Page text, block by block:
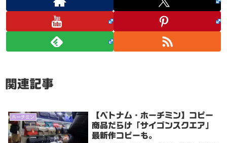
関連記事
ホーチミン
【ベトナム・ホーチミン】コピー
商品だらけ「サイゴンスクエア」
最新作コピーも。